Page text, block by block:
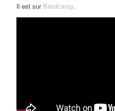
Il est sur Bandcamp.